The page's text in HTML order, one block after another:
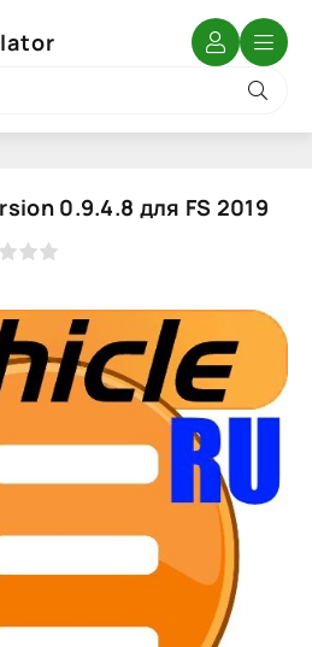
0.9.4.8 для FS 2019